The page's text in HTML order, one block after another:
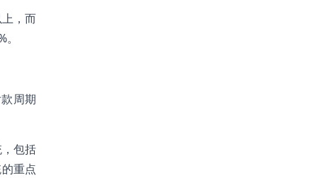
，而
周期
包括
重点